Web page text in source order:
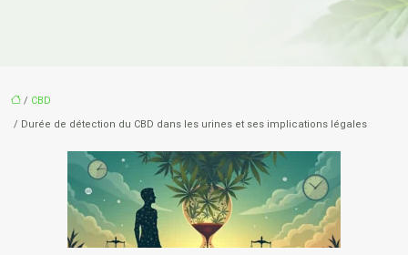
/ CBD
/ Durée de détection du CBD dans les urines et ses implications légales